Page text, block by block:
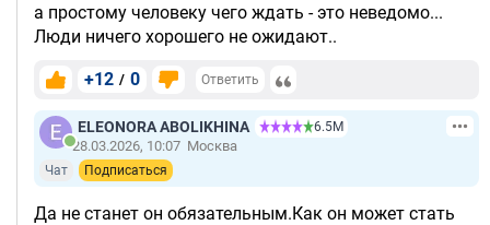
а простому человеку чего ждать - это неведомо...
Люди ничего хорошего не ожидают..
+12 / 0 Ответить
ELEONORA ABOLIKHINA 6.5М
28.03.2026, 10:07 Москва
Чат Подписаться
Да не станет он обязательным.Как он может стать